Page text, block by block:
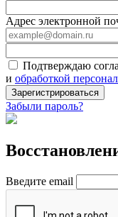
Адрес электронной
Подтверждаю
и обработкой
Зарегистрироваться
Забыли пароль?
Введите email